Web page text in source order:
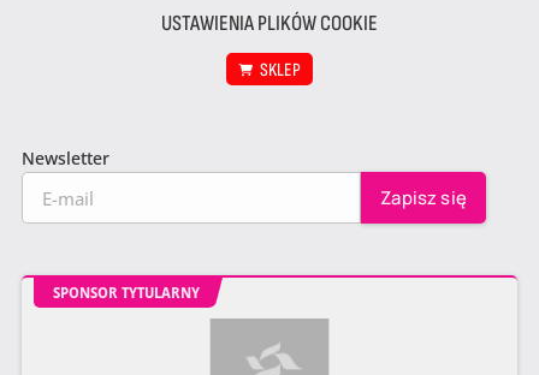
USTAWIENIA PLIKÓW COOKIE
SKLEP
Newsletter
SPONSOR TYTULARNY